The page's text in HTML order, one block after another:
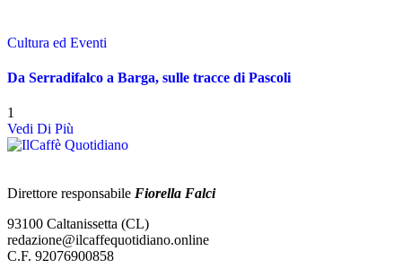
Cultura ed Eventi
Da Serradifalco a Barga, sulle tracce di Pascoli
1
Vedi Di Più
Direttore responsabile Fiorella Falci
93100 Caltanissetta (CL)
redazione@ilcaffequotidiano.online
C.F. 92076900858